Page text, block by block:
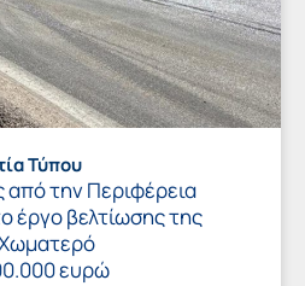
Τύπου
από την Περιφέρεια
έργο βελτίωσης της
ευρώ